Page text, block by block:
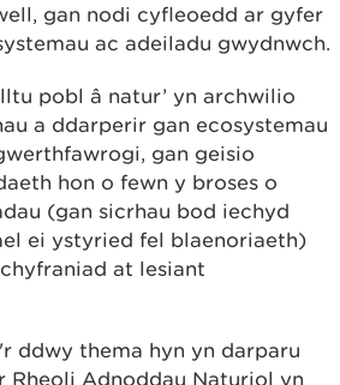
gan nodi cyfleoedd ar gyfer
ac adeiladu gwydnwch.
pobl â natur’ yn archwilio
a ddarperir gan ecosystemau
gan geisio
hon o fewn y broses o
(gan sicrhau bod iechyd
ei ystyried fel blaenoriaeth)
at lesiant
ddwy thema hyn yn darparu
Rheoli Adnoddau Naturiol yn